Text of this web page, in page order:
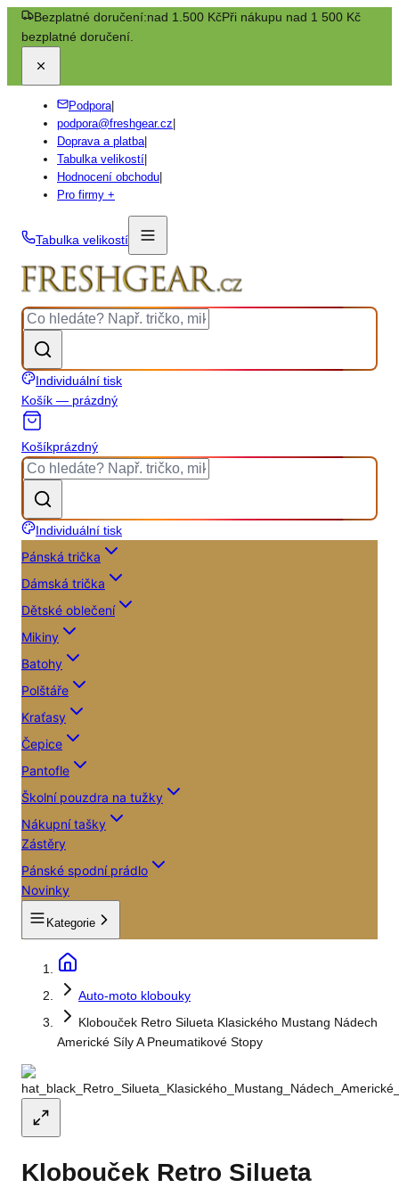
Bezplatné doručení:nad 1.500 KčPři nákupu nad 1 500 Kč
bezplatné doručení.
Podpora|
podpora@freshgear.cz
Doprava a platba|
Tabulka velikostí
Hodnocení obchodu
Pro firmy +
Tabulka velikostí
Individuální tisk
Košík — prázdný
Košíkprázdný
Individuální tisk
Pánská trička
Dámská trička
Dětské oblečení
Mikiny
Batohy
Polštáře
Kraťasy
Čepice
Pantofle
Školní pouzdra na tužky
Nákupní tašky
Zástěry
Pánské spodní prádlo
Novinky
Kategorie
Auto-moto klobouky
Klobouček Retro Silueta Klasického Mustang Nádech
Americké Síly A Pneumatikové Stopy
Klobouček Retro Silueta